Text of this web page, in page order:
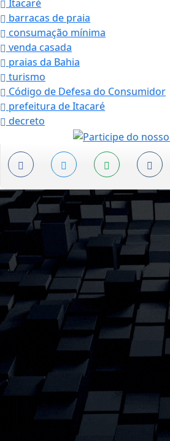
Itacaré
barracas de praia
consumação mínima
venda casada
praias da Bahia
turismo
Código de Defesa do Consumidor
prefeitura de Itacaré
decreto